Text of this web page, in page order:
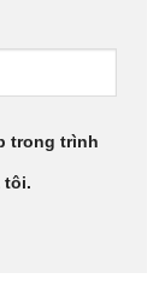
trong trình
tôi.